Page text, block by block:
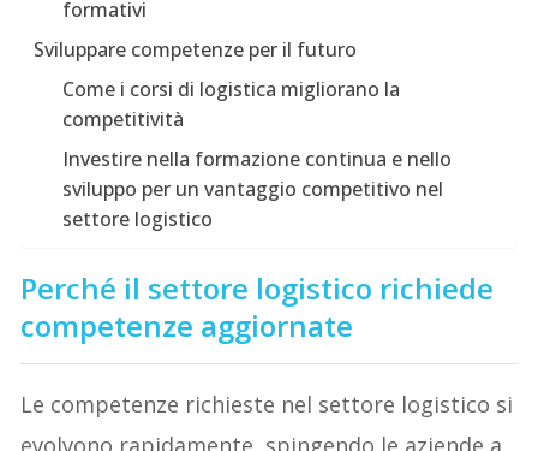
formativi
Sviluppare competenze per il futuro
Come i corsi di logistica migliorano la
competitività
Investire nella formazione continua e nello
sviluppo per un vantaggio competitivo nel
settore logistico
Perché il settore logistico richiede
competenze aggiornate
Le competenze richieste nel settore logistico si
evolvono rapidamente, spingendo le aziende a